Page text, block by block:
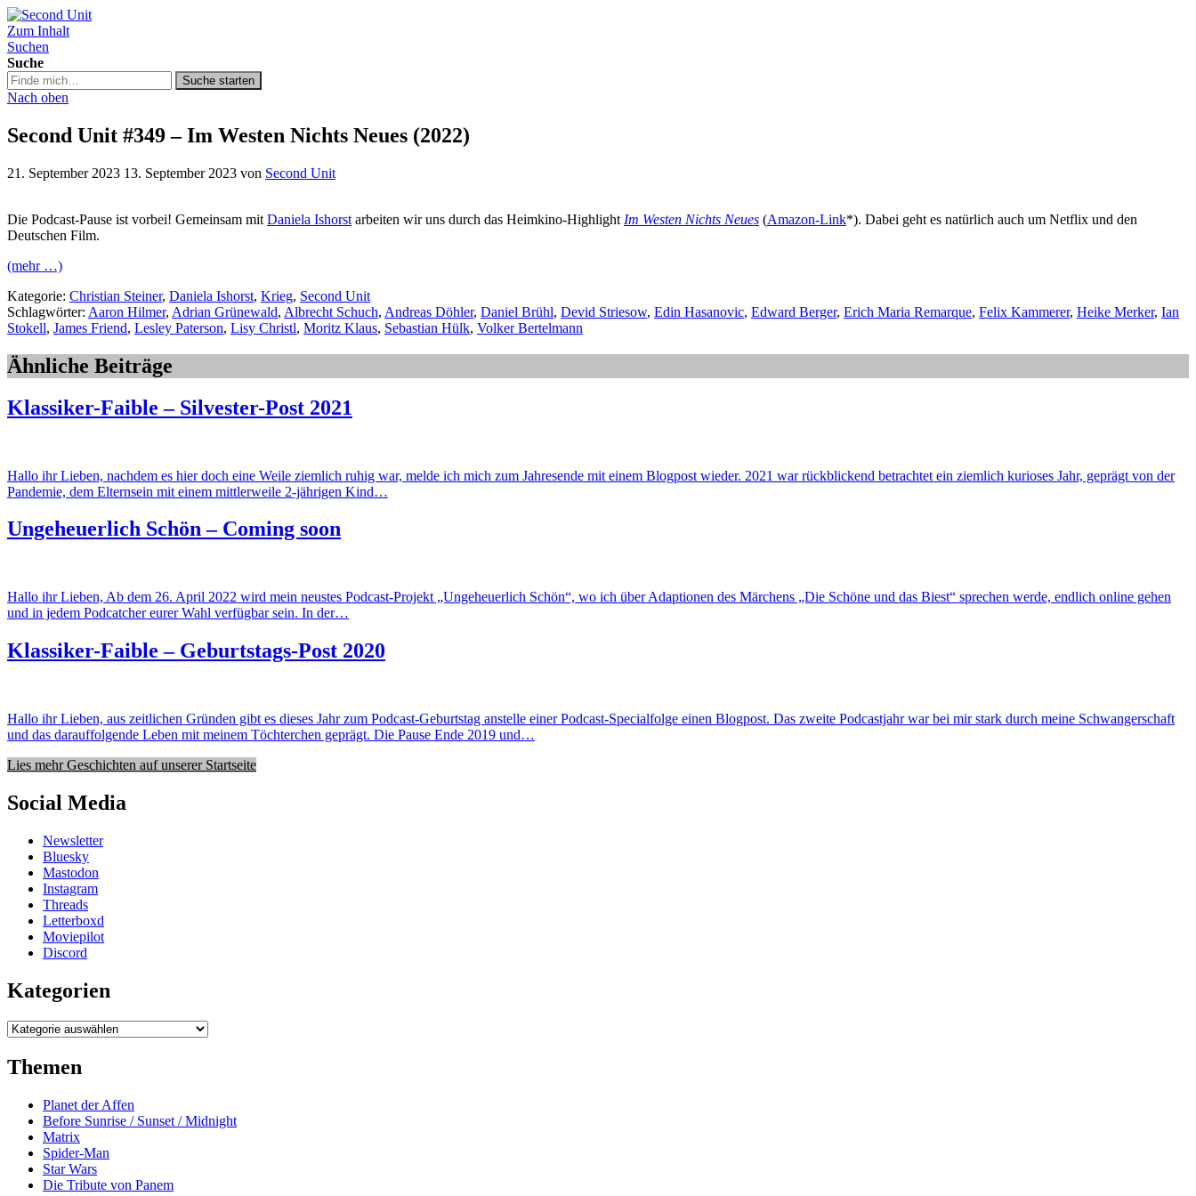
Second Unit
Zum Inhalt
Suchen
Suche
Suche
in
podcast.de/
Suche starten
Nach oben
Second Unit #349 – Im Westen Nichts Neues (2022)
21. September 2023 13. September 2023 von Second Unit
Die Podcast-Pause ist vorbei! Gemeinsam mit Daniela Ishorst arbeiten wir uns durch das Heimkino-Highlight Im Westen Nichts Neues (Amazon-Link*). Dabei geht es natürlich auch um Netflix und den
Deutschen Film.
(mehr …)
Kategorie: Christian Steiner, Daniela Ishorst, Krieg, Second Unit
Schlagwörter: Aaron Hilmer, Adrian Grünewald, Albrecht Schuch, Andreas Döhler, Daniel Brühl, Devid Striesow, Edin Hasanovic, Edward Berger, Erich Maria Remarque, Felix Kammerer, Heike Merker, Ian
Stokell, James Friend, Lesley Paterson, Lisy Christl, Moritz Klaus, Sebastian Hülk, Volker Bertelmann
Ähnliche Beiträge
Klassiker-Faible – Silvester-Post 2021
Hallo ihr Lieben, nachdem es hier doch eine Weile ziemlich ruhig war, melde ich mich zum Jahresende mit einem Blogpost wieder. 2021 war rückblickend betrachtet ein ziemlich kurioses Jahr, geprägt von der
Pandemie, dem Elternsein mit einem mittlerweile 2-jährigen Kind…
Ungeheuerlich Schön – Coming soon
Hallo ihr Lieben, Ab dem 26. April 2022 wird mein neustes Podcast-Projekt „Ungeheuerlich Schön“, wo ich über Adaptionen des Märchens „Die Schöne und das Biest“ sprechen werde, endlich online gehen
und in jedem Podcatcher eurer Wahl verfügbar sein. In der…
Klassiker-Faible – Geburtstags-Post 2020
Hallo ihr Lieben, aus zeitlichen Gründen gibt es dieses Jahr zum Podcast-Geburtstag anstelle einer Podcast-Specialfolge einen Blogpost. Das zweite Podcastjahr war bei mir stark durch meine Schwangerschaft
und das darauffolgende Leben mit meinem Töchterchen geprägt. Die Pause Ende 2019 und…
Lies mehr Geschichten auf unserer Startseite
Social Media
Newsletter
Bluesky
Mastodon
Instagram
Threads
Letterboxd
Moviepilot
Discord
Kategorien
Kategorien
Themen
Planet der Affen
Before Sunrise / Sunset / Midnight
Matrix
Spider-Man
Star Wars
Die Tribute von Panem